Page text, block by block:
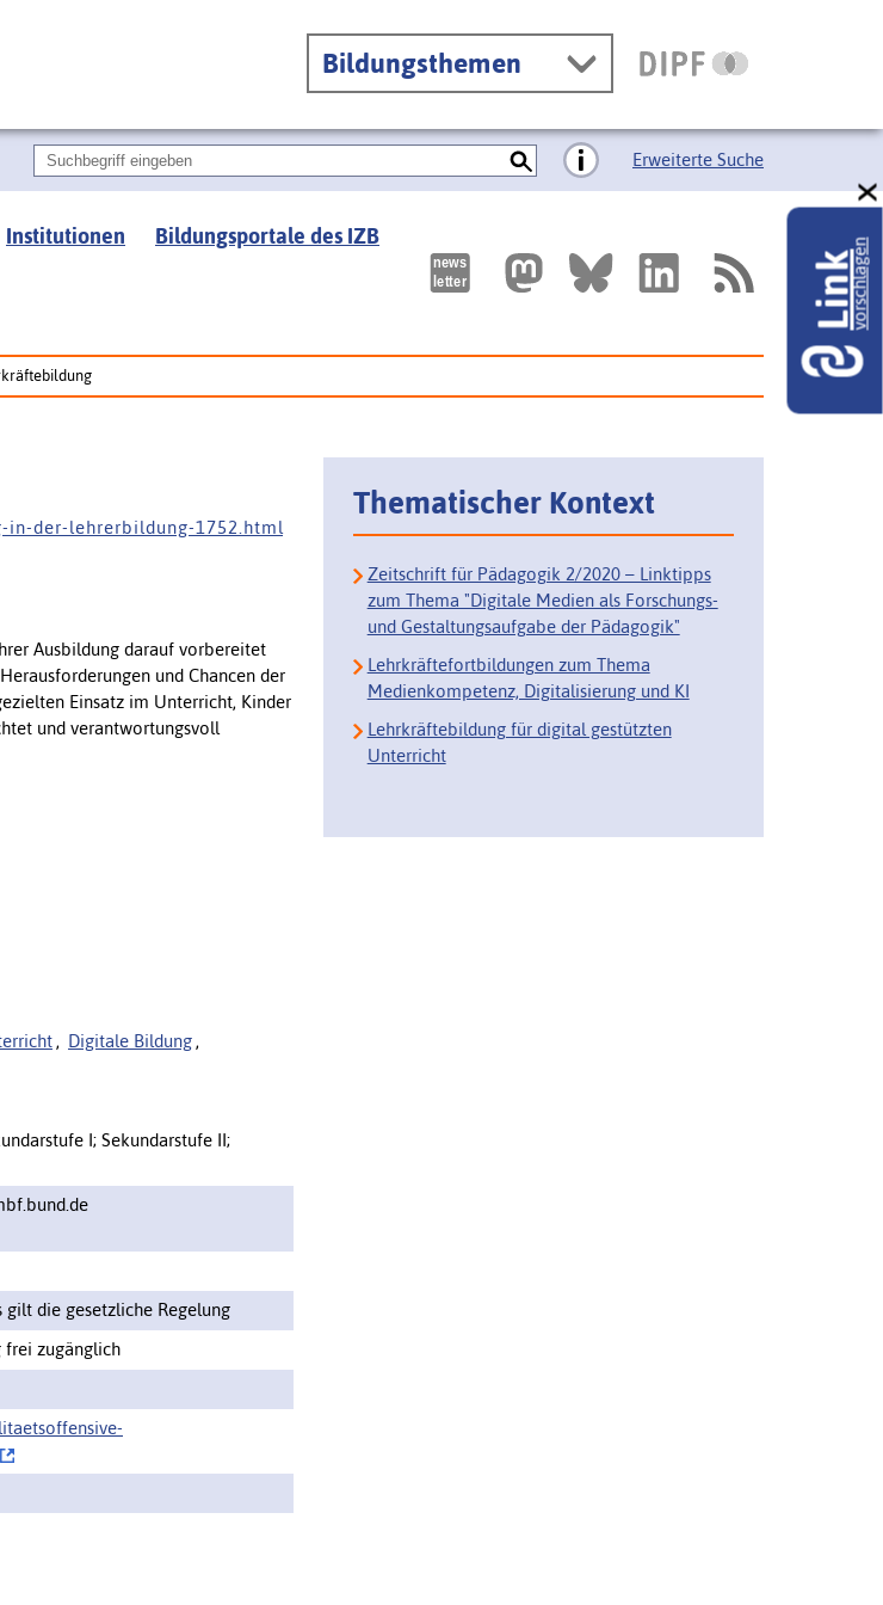
Bildungsthemen
Erweiterte Suche
Institutionen Bildungsportale des IZB
i n - d e r - l e h r e r b i l d u n g - 1 7 5 2 . h t m l
Ausbildung darauf vorbereitet
und Chancen der
Einsatz im Unterricht, Kinder
und verantwortungsvoll
, Digitale Bildung ,
I; Sekundarstufe II;
gilt die gesetzliche Regelung
frei zugänglich
Thematischer Kontext
Zeitschrift für Pädagogik 2/2020 – Linktipps
zum Thema "Digitale Medien als Forschungs-
und Gestaltungsaufgabe der Pädagogik"
Lehrkräftefortbildungen zum Thema
Medienkompetenz, Digitalisierung und KI
Lehrkräftebildung für digital gestützten
Unterricht
Linkvorschlagen